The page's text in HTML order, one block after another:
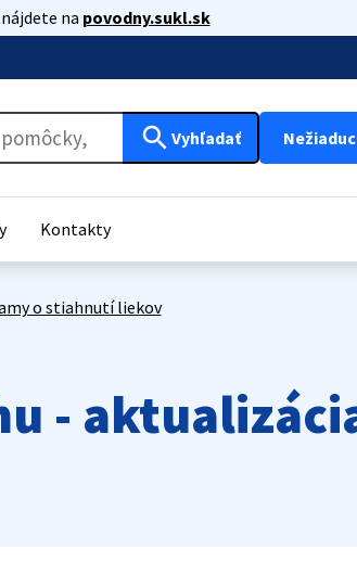
na povodny.sukl.sk
search Vyhľadať
Kontakty
o stiahnutí liekov
-